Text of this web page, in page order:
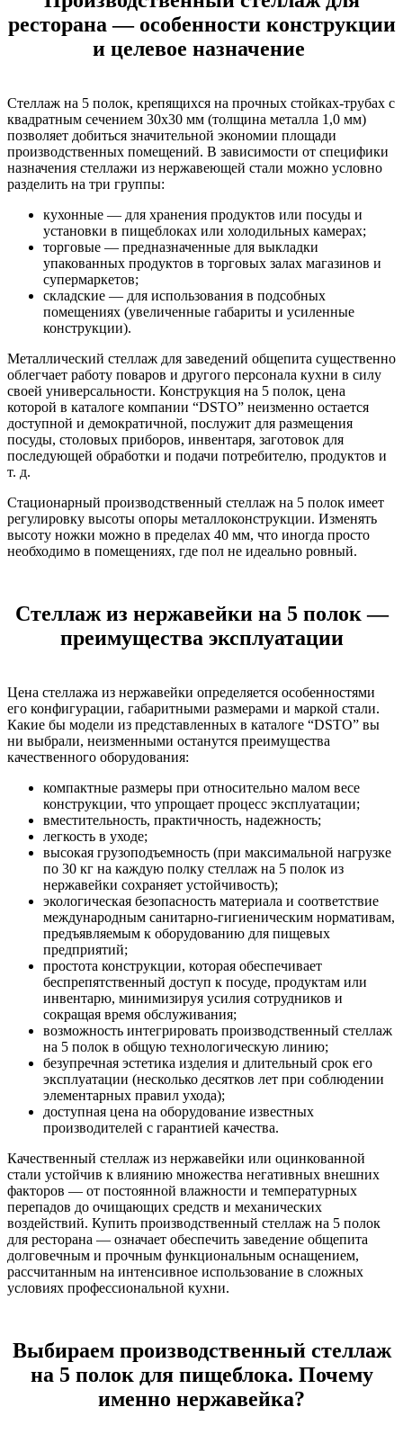
ресторана — особенности конструкции
и целевое назначение
Стеллаж на 5 полок, крепящихся на прочных стойках-трубах с
квадратным сечением 30х30 мм (толщина металла 1,0 мм)
позволяет добиться значительной экономии площади
производственных помещений. В зависимости от специфики
назначения стеллажи из нержавеющей стали можно условно
разделить на три группы:
кухонные — для хранения продуктов или посуды и
установки в пищеблоках или холодильных камерах;
торговые — предназначенные для выкладки
упакованных продуктов в торговых залах магазинов и
супермаркетов;
складские — для использования в подсобных
помещениях (увеличенные габариты и усиленные
конструкции).
Металлический стеллаж для заведений общепита существенно
облегчает работу поваров и другого персонала кухни в силу
своей универсальности. Конструкция на 5 полок, цена
которой в каталоге компании “DSTO” неизменно остается
доступной и демократичной, послужит для размещения
посуды, столовых приборов, инвентаря, заготовок для
последующей обработки и подачи потребителю, продуктов и
т. д.
Стационарный производственный стеллаж на 5 полок имеет
регулировку высоты опоры металлоконструкции. Изменять
высоту ножки можно в пределах 40 мм, что иногда просто
необходимо в помещениях, где пол не идеально ровный.
Стеллаж из нержавейки на 5 полок —
преимущества эксплуатации
Цена стеллажа из нержавейки определяется особенностями
его конфигурации, габаритными размерами и маркой стали.
Какие бы модели из представленных в каталоге “DSTO” вы
ни выбрали, неизменными останутся преимущества
качественного оборудования:
компактные размеры при относительно малом весе
конструкции, что упрощает процесс эксплуатации;
вместительность, практичность, надежность;
легкость в уходе;
высокая грузоподъемность (при максимальной нагрузке
по 30 кг на каждую полку стеллаж на 5 полок из
нержавейки сохраняет устойчивость);
экологическая безопасность материала и соответствие
международным санитарно-гигиеническим нормативам,
предъявляемым к оборудованию для пищевых
предприятий;
простота конструкции, которая обеспечивает
беспрепятственный доступ к посуде, продуктам или
инвентарю, минимизируя усилия сотрудников и
сокращая время обслуживания;
возможность интегрировать производственный стеллаж
на 5 полок в общую технологическую линию;
безупречная эстетика изделия и длительный срок его
эксплуатации (несколько десятков лет при соблюдении
элементарных правил ухода);
доступная цена на оборудование известных
производителей с гарантией качества.
Качественный стеллаж из нержавейки или оцинкованной
стали устойчив к влиянию множества негативных внешних
факторов — от постоянной влажности и температурных
перепадов до очищающих средств и механических
воздействий. Купить производственный стеллаж на 5 полок
для ресторана — означает обеспечить заведение общепита
долговечным и прочным функциональным оснащением,
рассчитанным на интенсивное использование в сложных
условиях профессиональной кухни.
Выбираем производственный стеллаж
на 5 полок для пищеблока. Почему
именно нержавейка?